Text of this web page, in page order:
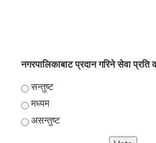
नगरपालिकाबाट प्रदान गरिने सेवा
Choices
सन्तुष्ट
मध्यम
असन्तुष्ट